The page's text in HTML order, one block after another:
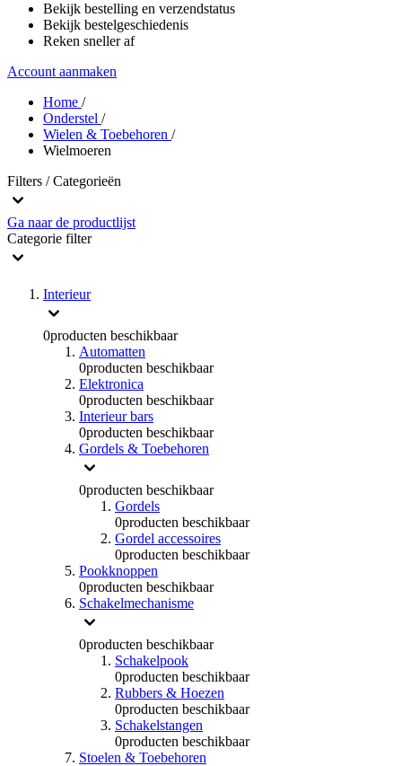
Bekijk bestelling en verzendstatus
Bekijk bestelgeschiedenis
Reken sneller af
Account aanmaken
Home /
Onderstel /
Wielen & Toebehoren /
Wielmoeren
Filters / Categorieën
Ga naar de productlijst
Categorie filter
Interieur
0producten beschikbaar
Automatten
0producten beschikbaar
Elektronica
0producten beschikbaar
Interieur bars
0producten beschikbaar
Gordels & Toebehoren
0producten beschikbaar
Gordels
0producten beschikbaar
Gordel accessoires
0producten beschikbaar
Pookknoppen
0producten beschikbaar
Schakelmechanisme
0producten beschikbaar
Schakelpook
0producten beschikbaar
Rubbers & Hoezen
0producten beschikbaar
Schakelstangen
0producten beschikbaar
Stoelen & Toebehoren